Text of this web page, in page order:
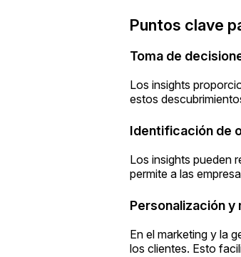
Puntos clave
Toma de
Los insights
estos
Identificación de
Los insights pueden
permite a las
Personalización y
En el marketing y la
los clientes. Esto